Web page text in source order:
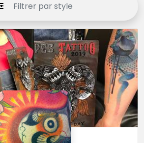
Filtrer par style